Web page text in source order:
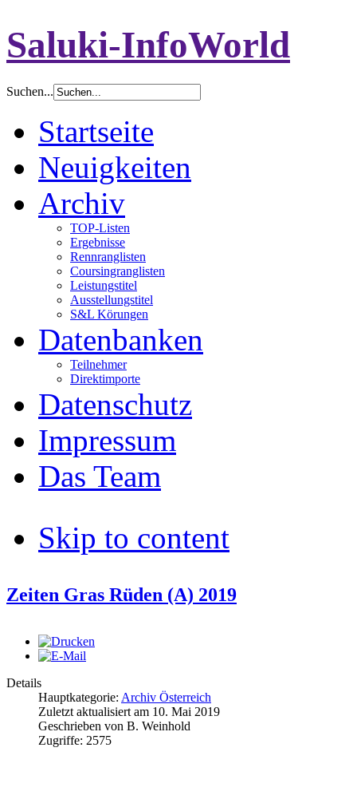
Saluki-InfoWorld
Suchen...
Startseite
Neuigkeiten
Archiv
TOP-Listen
Ergebnisse
Rennranglisten
Coursingranglisten
Leistungstitel
Ausstellungstitel
S&L Körungen
Datenbanken
Teilnehmer
Direktimporte
Datenschutz
Impressum
Das Team
Skip to content
Zeiten Gras Rüden (A) 2019
Details
Hauptkategorie: Archiv Österreich
Zuletzt aktualisiert am 10. Mai 2019
Geschrieben von B. Weinhold
Zugriffe: 2575